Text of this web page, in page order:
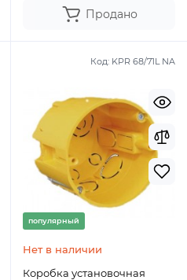
Продано
Код: KPR 68/71L NA
популярный
Нет в наличии
Коробка установочная